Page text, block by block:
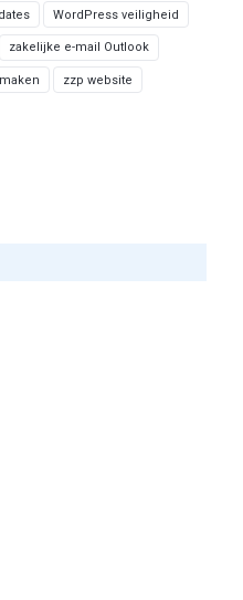
WordPress veiligheid
zakelijke e-mail Outlook
zzp website